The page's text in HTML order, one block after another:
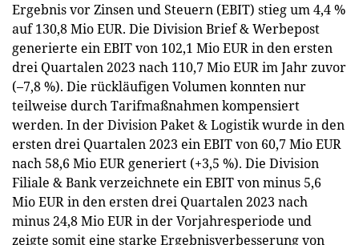
Ergebnis vor Zinsen und Steuern (EBIT) stieg um 4,4 %
auf 130,8 Mio EUR. Die Division Brief & Werbepost
generierte ein EBIT von 102,1 Mio EUR in den ersten
drei Quartalen 2023 nach 110,7 Mio EUR im Jahr zuvor
(–7,8 %). Die rückläufigen Volumen konnten nur
teilweise durch Tarifmaßnahmen kompensiert
werden. In der Division Paket & Logistik wurde in den
ersten drei Quartalen 2023 ein EBIT von 60,7 Mio EUR
nach 58,6 Mio EUR generiert (+3,5 %). Die Division
Filiale & Bank verzeichnete ein EBIT von minus 5,6
Mio EUR in den ersten drei Quartalen 2023 nach
minus 24,8 Mio EUR in der Vorjahresperiode und
zeigte somit eine starke Ergebnisverbesserung von